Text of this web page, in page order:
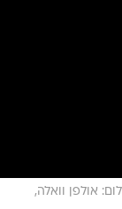
אולפן וואלה,